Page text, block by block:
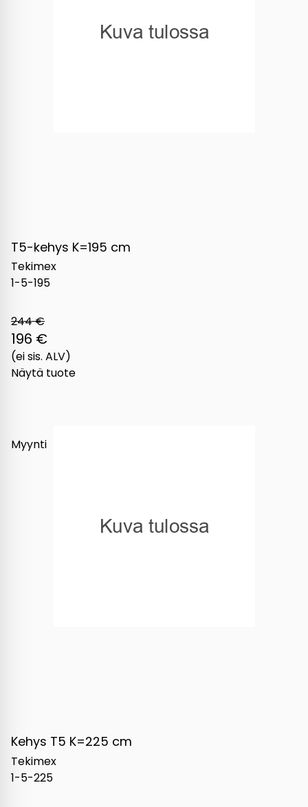
T5-kehys K=195 cm
Tekimex
1-5-195
244 €
196 €
(ei sis. ALV)
Näytä tuote
Myynti
Kehys T5 K=225 cm
Tekimex
1-5-225